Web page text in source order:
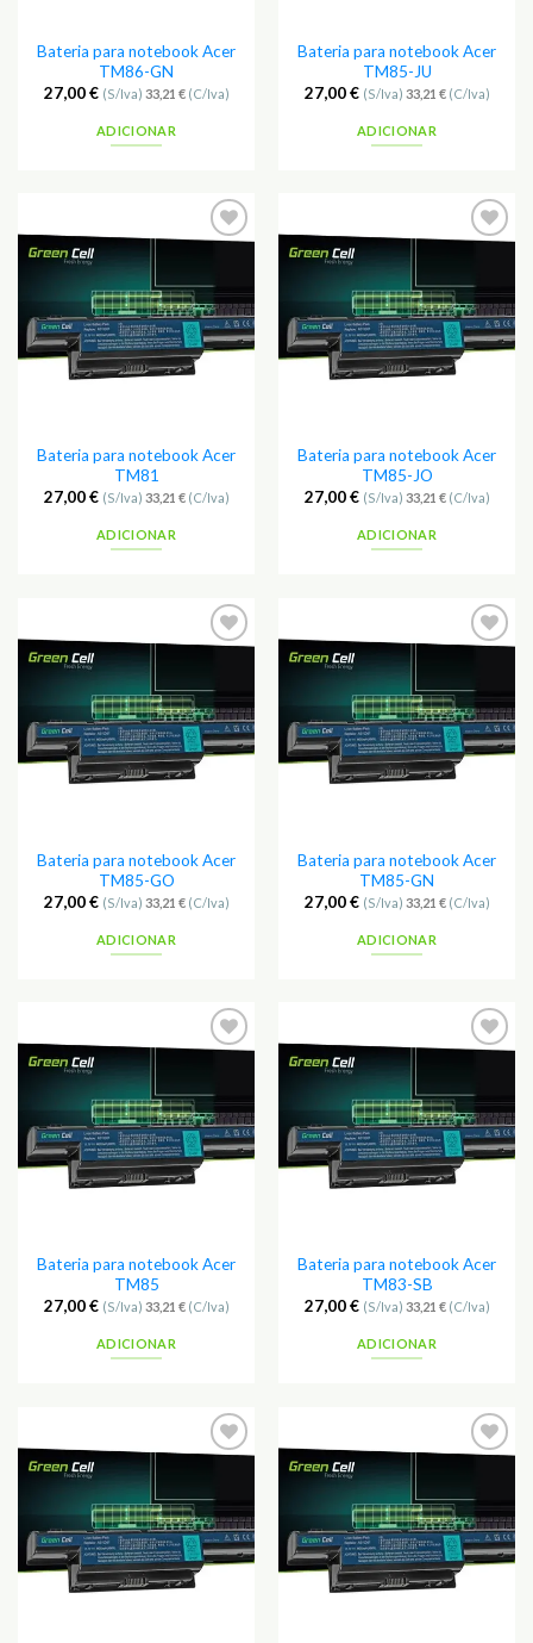
Bateria para notebook Acer
TM86-GN
27,00€ (S/Iva) 33,21 €(C/Iva)
ADICIONAR
Bateria para notebook Acer
TM85-JU
27,00€ (S/Iva) 33,21 €(C/Iva)
ADICIONAR
Favoritos
Bateria para notebook Acer
TM81
27,00€ (S/Iva) 33,21 €(C/Iva)
ADICIONAR
Favoritos
Bateria para notebook Acer
TM85-JO
27,00€ (S/Iva) 33,21 €(C/Iva)
ADICIONAR
Favoritos
Bateria para notebook Acer
TM85-GO
27,00€ (S/Iva) 33,21 €(C/Iva)
ADICIONAR
Favoritos
Bateria para notebook Acer
TM85-GN
27,00€ (S/Iva) 33,21 €(C/Iva)
ADICIONAR
Favoritos
Bateria para notebook Acer
TM85
27,00€ (S/Iva) 33,21 €(C/Iva)
ADICIONAR
Favoritos
Bateria para notebook Acer
TM83-SB
27,00€ (S/Iva) 33,21 €(C/Iva)
ADICIONAR
Favoritos
Favoritos